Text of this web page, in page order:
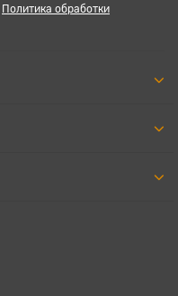
Политика обработки